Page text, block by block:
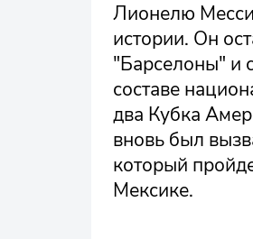
Лионелю Месси
истории. Он
"Барселоны" и
составе
два Кубка
вновь был
который
Мексике.